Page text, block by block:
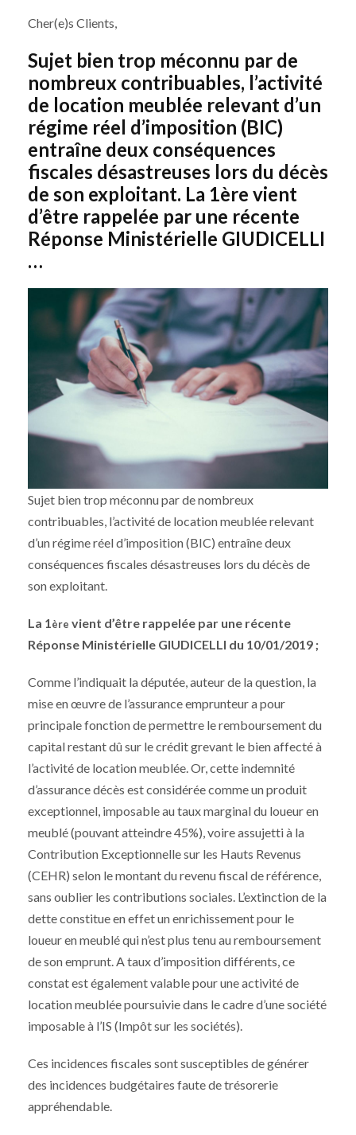
Cher(e)s Clients,
Sujet bien trop méconnu par de
nombreux contribuables, l’activité
de location meublée relevant d’un
régime réel d’imposition (BIC)
entraîne deux conséquences
fiscales désastreuses lors du décès
de son exploitant. La 1ère vient
d’être rappelée par une récente
Réponse Ministérielle GIUDICELLI
…
Sujet bien trop méconnu par de nombreux
contribuables, l’activité de location meublée relevant
d’un régime réel d’imposition (BIC) entraîne deux
conséquences fiscales désastreuses lors du décès de
son exploitant.
La 1ère vient d’être rappelée par une récente
Réponse Ministérielle GIUDICELLI du 10/01/2019 ;
Comme l’indiquait la députée, auteur de la question, la
mise en œuvre de l’assurance emprunteur a pour
principale fonction de permettre le remboursement du
capital restant dû sur le crédit grevant le bien affecté à
l’activité de location meublée. Or, cette indemnité
d’assurance décès est considérée comme un produit
exceptionnel, imposable au taux marginal du loueur en
meublé (pouvant atteindre 45%), voire assujetti à la
Contribution Exceptionnelle sur les Hauts Revenus
(CEHR) selon le montant du revenu fiscal de référence,
sans oublier les contributions sociales. L’extinction de la
dette constitue en effet un enrichissement pour le
loueur en meublé qui n’est plus tenu au remboursement
de son emprunt. A taux d’imposition différents, ce
constat est également valable pour une activité de
location meublée poursuivie dans le cadre d’une société
imposable à l’IS (Impôt sur les sociétés).
Ces incidences fiscales sont susceptibles de générer
des incidences budgétaires faute de trésorerie
appréhendable.